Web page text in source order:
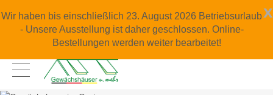
x
Wir haben bis einschließlich 23. August 2026 Betriebsurlaub
- Unsere Ausstellung ist daher geschlossen. Online-
Bestellungen werden weiter bearbeitet!